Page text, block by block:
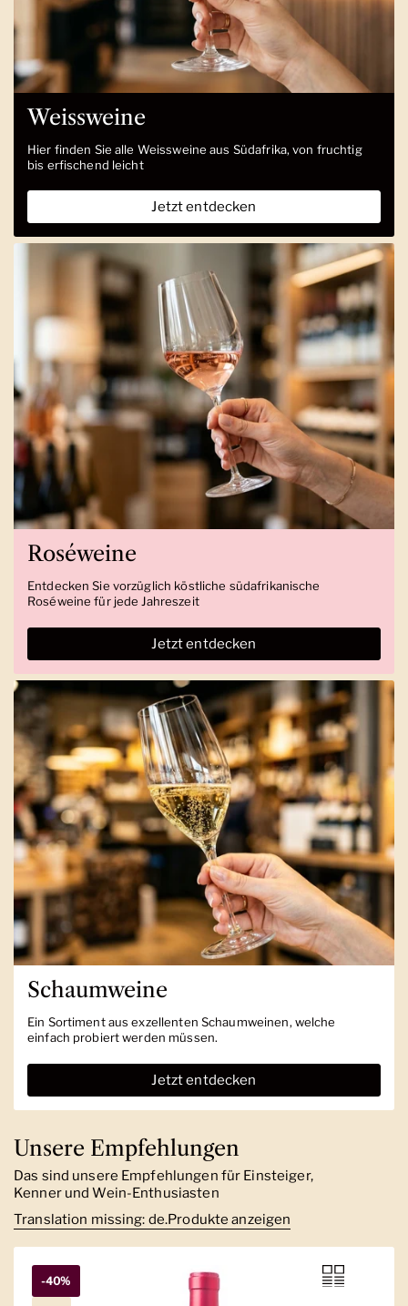
Weissweine
Hier finden Sie alle Weissweine aus Südafrika, von fruchtig
bis erfischend leicht
Jetzt entdecken
Roséweine
Entdecken Sie vorzüglich köstliche südafrikanische
Roséweine für jede Jahreszeit
Jetzt entdecken
Schaumweine
Ein Sortiment aus exzellenten Schaumweinen, welche
einfach probiert werden müssen.
Jetzt entdecken
Unsere Empfehlungen
Das sind unsere Empfehlungen für Einsteiger,
Kenner und Wein-Enthusiasten
Translation missing: de.Produkte anzeigen
-40%